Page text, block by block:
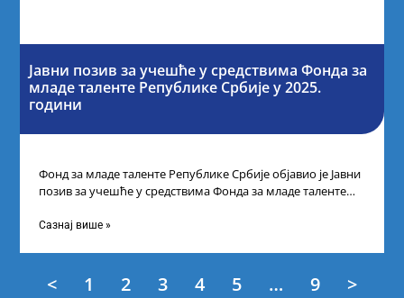
Јавни позив за учешће у средствима Фонда за
младе таленте Републике Србије у 2025.
години
Фонд за младе таленте Републике Србије објавио је Јавни
позив за учешће у средствима Фонда за младе таленте
Сазнај више »
< 1 2 3 4 5 … 9 >